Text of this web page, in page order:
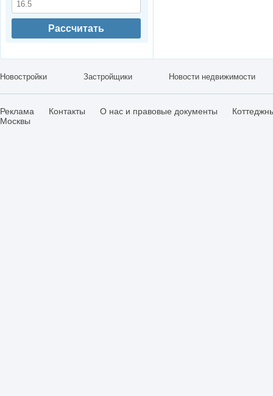
Рассчитать
Новостройки Застройщики Новости недвижимости
Реклама Контакты О нас и правовые документы
Москвы